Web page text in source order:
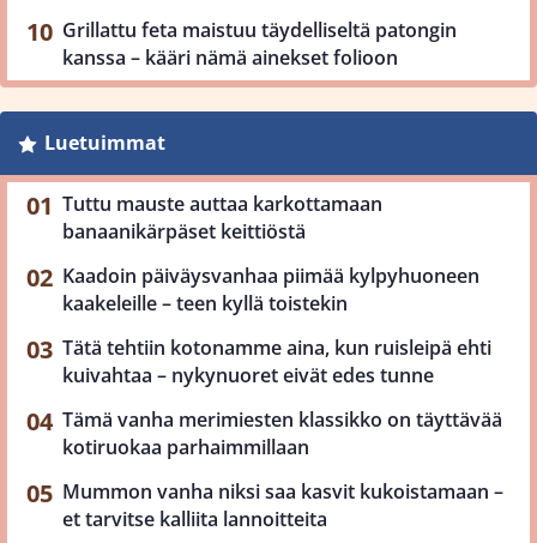
Grillattu feta maistuu täydelliseltä patongin
kanssa – kääri nämä ainekset folioon
Luetuimmat
Tuttu mauste auttaa karkottamaan
banaanikärpäset keittiöstä
Kaadoin päiväysvanhaa piimää kylpyhuoneen
kaakeleille – teen kyllä toistekin
Tätä tehtiin kotonamme aina, kun ruisleipä ehti
kuivahtaa – nykynuoret eivät edes tunne
Tämä vanha merimiesten klassikko on täyttävää
kotiruokaa parhaimmillaan
Mummon vanha niksi saa kasvit kukoistamaan –
et tarvitse kalliita lannoitteita